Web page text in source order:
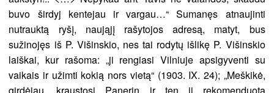
buvo širdyj kentejau ir vargau…“ Sumanęs atnaujinti
nutrauktą ryšį, naująjį rašytojos adresą, matyt, bus
sužinojęs iš P. Višinskio, nes tai rodytų išlikę P. Višinskio
laiškai, kur rašoma: „ji rengiasi Vilniuje apsigyventi su
vaikais ir užimti kokią nors vietą“ (1903. IX. 24); „Meškikė,